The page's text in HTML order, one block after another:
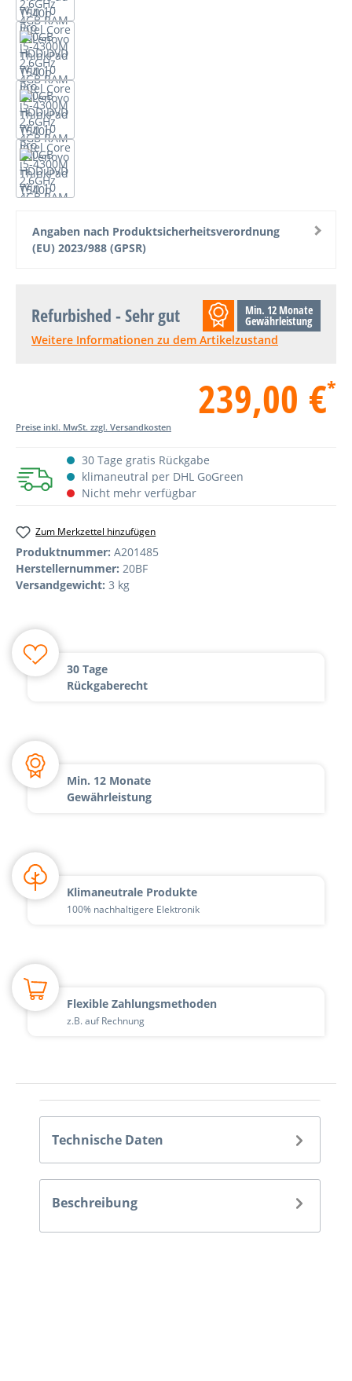
Angaben nach Produktsicherheitsverordnung
(EU) 2023/988 (GPSR)
Refurbished - Sehr gut Min. 12 Monate
Gewährleistung
Weitere Informationen zu dem Artikelzustand
239,00 €*
Preise inkl. MwSt. zzgl. Versandkosten
30 Tage gratis Rückgabe
klimaneutral per DHL GoGreen
Nicht mehr verfügbar
Zum Merkzettel hinzufügen
Produktnummer: A201485
Herstellernummer: 20BF
Versandgewicht: 3 kg
30 Tage
Rückgaberecht
Min. 12 Monate
Gewährleistung
Klimaneutrale Produkte
100% nachhaltigere Elektronik
Flexible Zahlungsmethoden
z.B. auf Rechnung
Technische Daten
Beschreibung